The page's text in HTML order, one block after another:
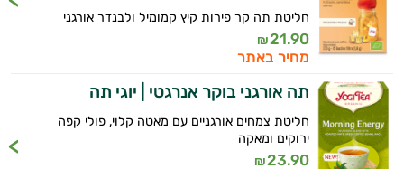
חליטת תה קר פירות קיץ קמומיל ולבנדר אורגני
21.90
₪
מחיר באתר
תה אורגני בוקר אנרגטי | יוגי תה
חליטת צמחים אורגניים עם מאטה קלוי, פולי קפה
ירוקים ומאקה
23.90
₪
היי,
אני יועץ הבריאות האישי AI של טבע בריא.